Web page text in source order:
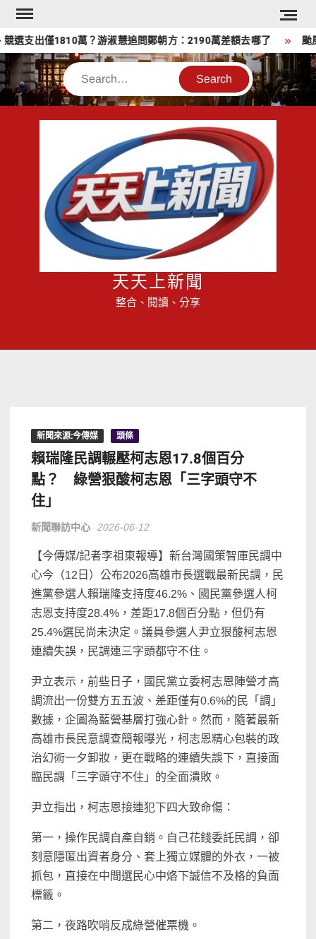
Skip
content
支出僅1810萬？游淑慧追問鄭朝方：2190萬差額去哪了 颱風
Search
天天上新聞
整合、閱讀、分享
新聞來源:今傳媒 頭條
賴瑞隆民調輾壓柯志恩17.8個百分
點？ 綠營狠酸柯志恩「三字頭守不
住」
新聞聯訪中心 2026-06-12
【今傳媒/記者李祖東報導】新台灣國策智庫民調中
心今（12日）公布2026高雄市長選戰最新民調，民
進黨參選人賴瑞隆支持度46.2%、國民黨參選人柯
志恩支持度28.4%，差距17.8個百分點，但仍有
25.4%選民尚未決定。議員參選人尹立狠酸柯志恩
連續失誤，民調連三字頭都守不住。
尹立表示，前些日子，國民黨立委柯志恩陣營才高
調流出一份雙方五五波、差距僅有0.6%的民「調」
數據，企圖為藍營基層打強心針。然而，隨著最新
高雄市長民意調查簡報曝光，柯志恩精心包裝的政
治幻術一夕卸妝，更在戰略的連續失誤下，直接面
臨民調「三字頭守不住」的全面潰敗。
尹立指出，柯志恩接連犯下四大致命傷：
第一，操作民調自產自銷。自己花錢委託民調，卻
刻意隱匿出資者身分、套上獨立媒體的外衣，一被
抓包，直接在中間選民心中烙下誠信不及格的負面
標籤。
第二，夜路吹哨反成綠營催票機。